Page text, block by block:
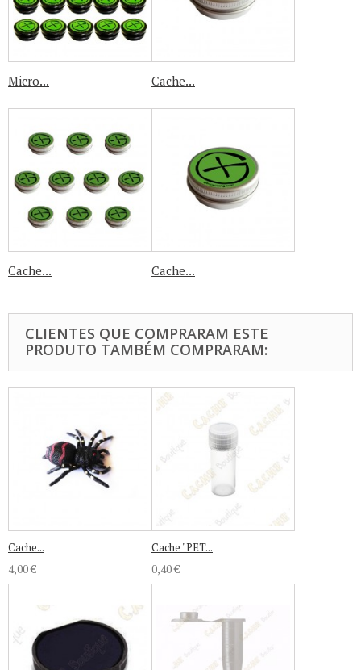
Micro... Cache...
Cache... Cache...
CLIENTES QUE COMPRARAM ESTE
PRODUTO TAMBÉM COMPRARAM:
Cache...
4,00 €
Cache "PET...
0,40 €